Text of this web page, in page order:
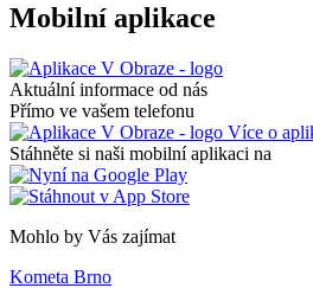
Mobilní aplikace
Aktuální informace od nás
Přímo ve vašem telefonu
Více o
Stáhněte si naši mobilní aplikaci na
Mohlo by Vás zajímat
Kometa Brno